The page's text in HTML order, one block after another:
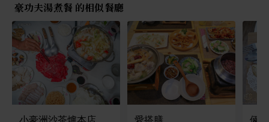
豪功夫湯煮餐 的相似餐廳